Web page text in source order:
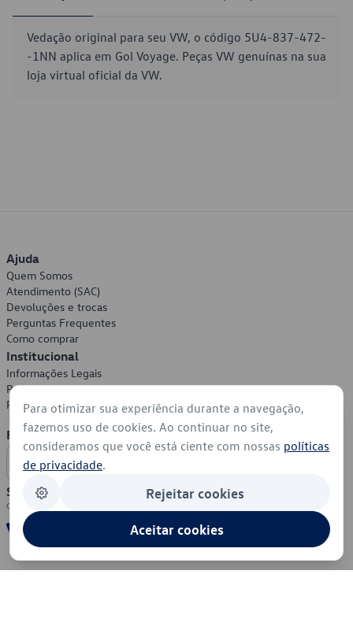
Vedação original para seu VW, o código 5U4-837-472-
-1NN aplica em Gol Voyage. Peças VW genuínas na sua
loja virtual oficial da VW.
Ajuda
Quem Somos
Atendimento (SAC)
Devoluções e trocas
Perguntas Frequentes
Como comprar
Institucional
Informações Legais
Política de Privacidade
Política de Cookies
Formas de Pagamento
Segurança
Para otimizar sua experiência durante a navegação,
fazemos uso de cookies. Ao continuar no site,
consideramos que você está ciente com nossas políticas
de privacidade.
Rejeitar cookies
Aceitar cookies